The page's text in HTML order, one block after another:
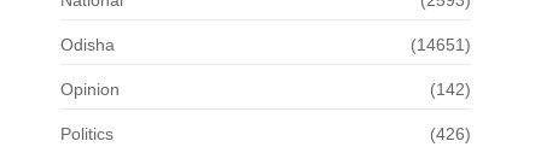
Odisha (14651)
Opinion (142)
Politics (426)